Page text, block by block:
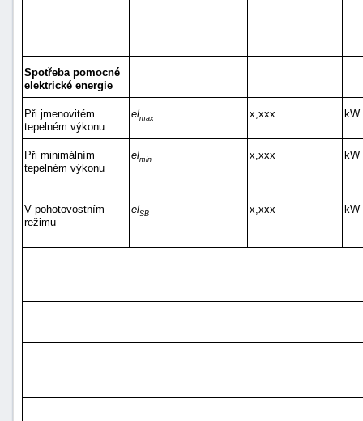
Spotřeba pomocné
elektrické energie
Při jmenovitém
tepelném výkonu
elmax x,xxx kW
Při minimálním
tepelném výkonu
elmin x,xxx kW
V pohotovostním
režimu
elSB x,xxx kW